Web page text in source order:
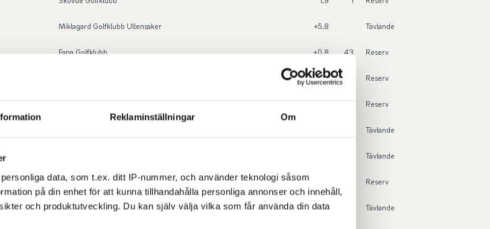
Reklaminställningar Om
data, som t.ex. ditt IP-nummer, och använder teknologi såsom
på din enhet för att kunna tillhandahålla personliga annonser och innehåll,
och produktutveckling. Du kan själv välja vilka som får använda din data
Miklagard Golfklubb Ullensaker +5,8 Tävlande
Fana Golfklubb +0,8 43 Reserv
+3,1 Reserv
Miklagard Golfklubb Ullensaker +2,0 30 Reserv
Tävlande
Tävlande
Byneset Golfklubb Reserv
Hillerød Golf Klub +4,0 Tävlande